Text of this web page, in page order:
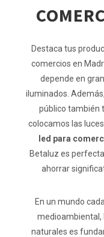
Destaca tus
comercios en
depende en
iluminados.
público también
colocamos las
led para
Betaluz es
ahorrar
En un mundo
medioambiental,
naturales es